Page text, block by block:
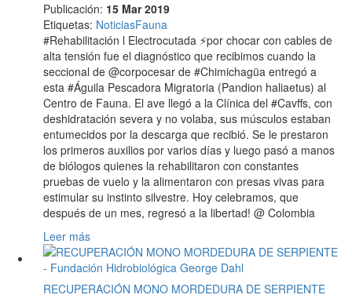
Publicación: 15 Mar 2019
Etiquetas: NoticiasFauna
#Rehabilitación l Electrocutada ⚡️por chocar con cables de
alta tensión fue el diagnóstico que recibimos cuando la
seccional de @corpocesar de #Chimichagüa entregó a
esta #Águila Pescadora Migratoria (Pandion haliaetus) al
Centro de Fauna. El ave llegó a la Clínica del #Cavffs, con
deshidratación severa y no volaba, sus músculos estaban
entumecidos por la descarga que recibió. Se le prestaron
los primeros auxilios por varios días y luego pasó a manos
de biólogos quienes la rehabilitaron con constantes
pruebas de vuelo y la alimentaron con presas vivas para
estimular su instinto silvestre. Hoy celebramos, que
después de un mes, regresó a la libertad! @ Colombia
Leer más
RECUPERACIÓN MONO MORDEDURA DE SERPIENTE